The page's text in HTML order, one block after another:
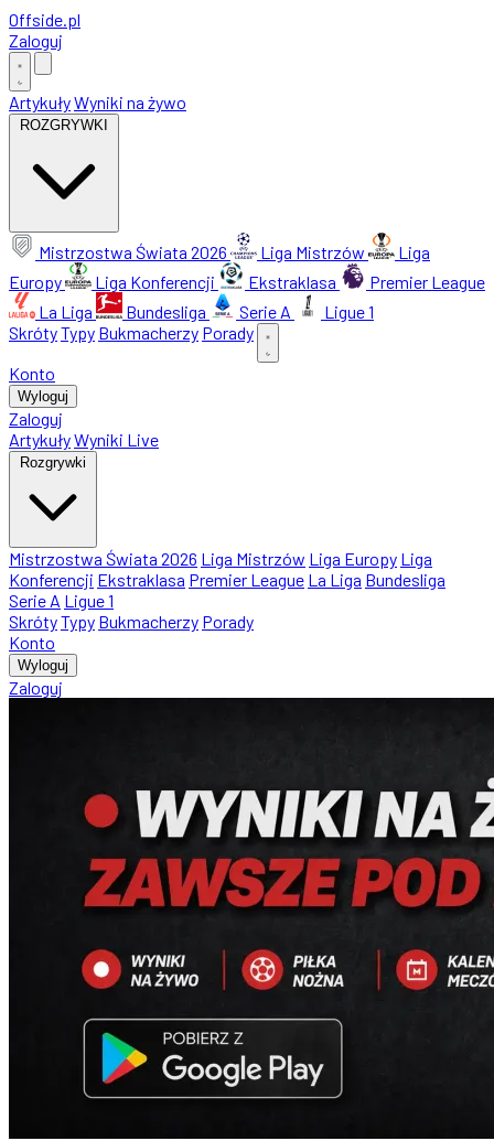
Offside.pl
Zaloguj
ArtykułyWyniki na żywo
ROZGRYWKI
Mistrzostwa Świata 2026 Liga Mistrzów
Liga
Europy
Liga Konferencji Ekstraklasa
Premier League
La Liga
Bundesliga Serie A
Ligue 1
SkrótyTypy Bukmacherzy Porady
Konto
Wyloguj
Zaloguj
ArtykułyWyniki Live
Rozgrywki
Mistrzostwa Świata 2026 Liga Mistrzów Liga Europy Liga
Konferencji Ekstraklasa Premier League La Liga Bundesliga
Serie A Ligue 1
SkrótyTypy Bukmacherzy Porady
Konto
Wyloguj
Zaloguj